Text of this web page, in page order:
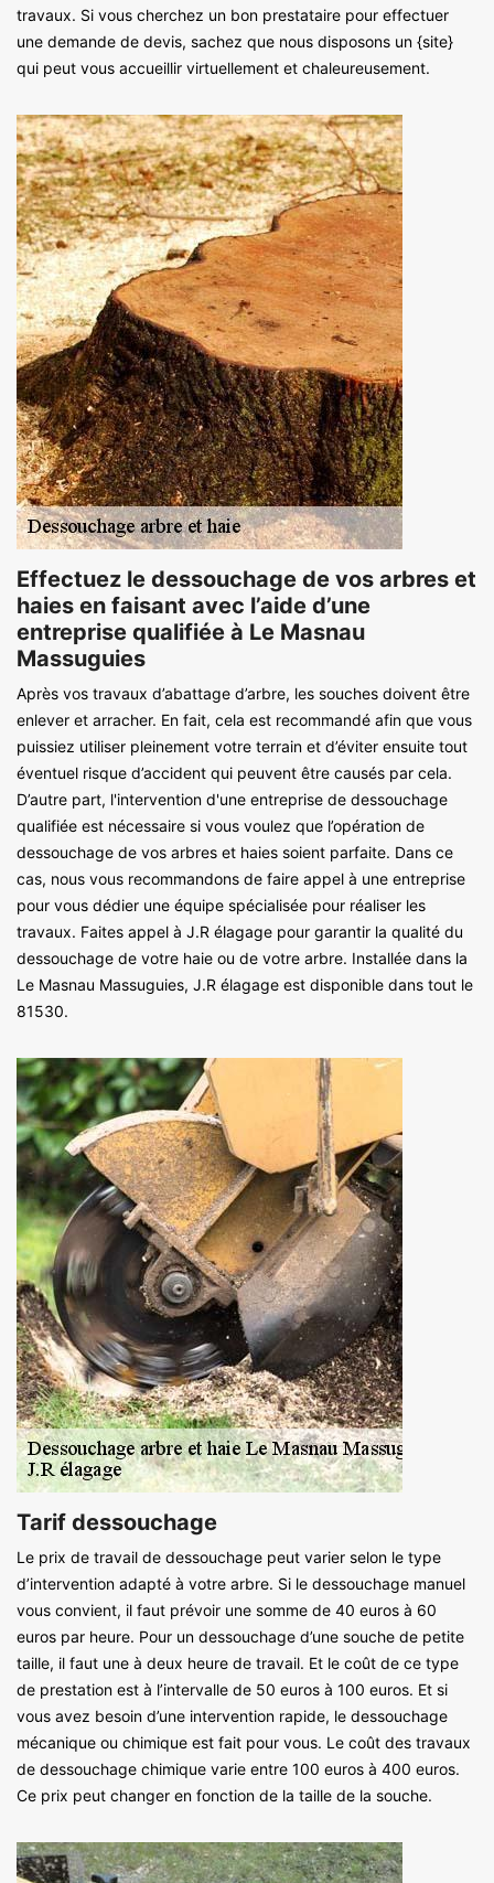
travaux. Si vous cherchez un bon prestataire pour effectuer
une demande de devis, sachez que nous disposons un {site}
qui peut vous accueillir virtuellement et chaleureusement.
Effectuez le dessouchage de vos arbres et
haies en faisant avec l’aide d’une
entreprise qualifiée à Le Masnau
Massuguies
Après vos travaux d’abattage d’arbre, les souches doivent être
enlever et arracher. En fait, cela est recommandé afin que vous
puissiez utiliser pleinement votre terrain et d’éviter ensuite tout
éventuel risque d’accident qui peuvent être causés par cela.
D’autre part, l'intervention d'une entreprise de dessouchage
qualifiée est nécessaire si vous voulez que l’opération de
dessouchage de vos arbres et haies soient parfaite. Dans ce
cas, nous vous recommandons de faire appel à une entreprise
pour vous dédier une équipe spécialisée pour réaliser les
travaux. Faites appel à J.R élagage pour garantir la qualité du
dessouchage de votre haie ou de votre arbre. Installée dans la
Le Masnau Massuguies, J.R élagage est disponible dans tout le
81530.
Tarif dessouchage
Le prix de travail de dessouchage peut varier selon le type
d’intervention adapté à votre arbre. Si le dessouchage manuel
vous convient, il faut prévoir une somme de 40 euros à 60
euros par heure. Pour un dessouchage d’une souche de petite
taille, il faut une à deux heure de travail. Et le coût de ce type
de prestation est à l’intervalle de 50 euros à 100 euros. Et si
vous avez besoin d’une intervention rapide, le dessouchage
mécanique ou chimique est fait pour vous. Le coût des travaux
de dessouchage chimique varie entre 100 euros à 400 euros.
Ce prix peut changer en fonction de la taille de la souche.